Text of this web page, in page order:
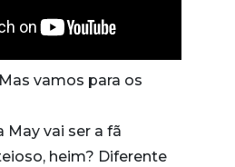
vamos para os
May vai ser a fã
heim? Diferente